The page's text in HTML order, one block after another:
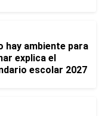
hay ambiente para
explica el
escolar 2027